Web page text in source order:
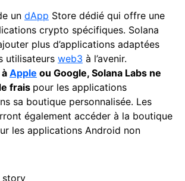
un dApp Store dédié qui offre une
crypto spécifiques. Solana
plus d’applications adaptées
utilisateurs web3 à l’avenir.
Apple ou Google, Solana Labs ne
frais pour les applications
sa boutique personnalisée. Les
également accéder à la boutique
les applications Android non
story